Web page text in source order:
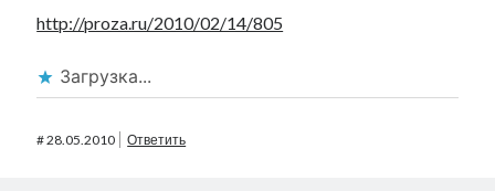
http://proza.ru/2010/02/14/805
Загрузка...
#28.05.2010 Ответить